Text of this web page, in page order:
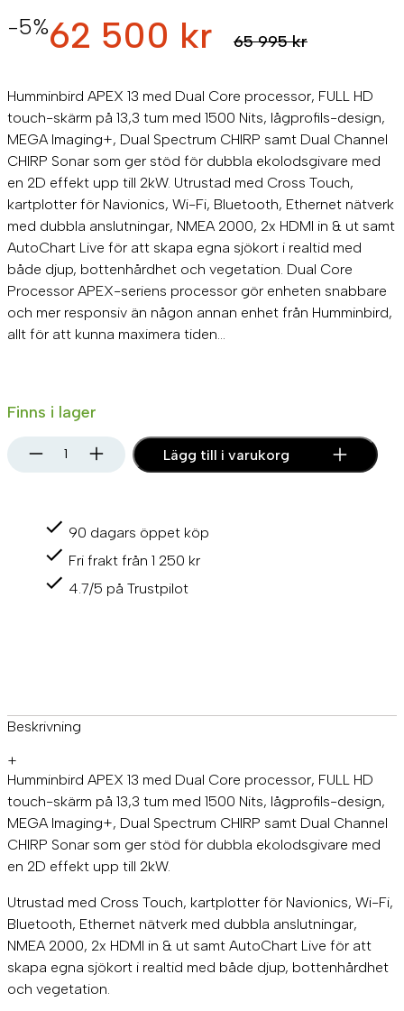
65 995 kr
62 500 kr
-5%
Humminbird APEX 13 med Dual Core processor, FULL HD
touch-skärm på 13,3 tum med 1500 Nits, lågprofils-design,
MEGA Imaging+, Dual Spectrum CHIRP samt Dual Channel
CHIRP Sonar som ger stöd för dubbla ekolodsgivare med
en 2D effekt upp till 2kW. Utrustad med Cross Touch,
kartplotter för Navionics, Wi-Fi, Bluetooth, Ethernet nätverk
med dubbla anslutningar, NMEA 2000, 2x HDMI in & ut samt
AutoChart Live för att skapa egna sjökort i realtid med
både djup, bottenhårdhet och vegetation. Dual Core
Processor APEX-seriens processor gör enheten snabbare
och mer responsiv än någon annan enhet från Humminbird,
allt för att kunna maximera tiden…
Finns i lager
A
g
Lägg till i varukorg
90 dagars öppet köp
Fri frakt från 1 250 kr
4.7/5 på Trustpilot
Beskrivning
+
Humminbird APEX 13 med Dual Core processor, FULL HD
touch-skärm på 13,3 tum med 1500 Nits, lågprofils-design,
MEGA Imaging+, Dual Spectrum CHIRP samt Dual Channel
CHIRP Sonar som ger stöd för dubbla ekolodsgivare med
en 2D effekt upp till 2kW.
Utrustad med Cross Touch, kartplotter för Navionics, Wi-Fi,
Bluetooth, Ethernet nätverk med dubbla anslutningar,
NMEA 2000, 2x HDMI in & ut samt AutoChart Live för att
skapa egna sjökort i realtid med både djup, bottenhårdhet
och vegetation.